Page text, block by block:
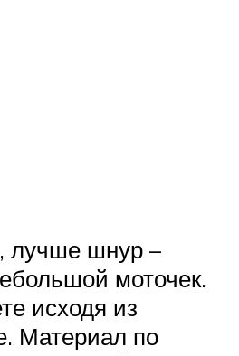
лучше шнур –
моточек.
исходя из
Материал по